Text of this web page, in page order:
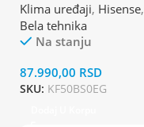
Klima uređaji, Hisense,
Bela tehnika
Na stanju
87.990,00 RSD
SKU: KF50BS0EG